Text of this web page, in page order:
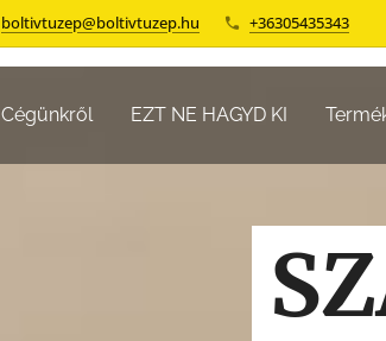
boltivtuzep@boltivtuzep.hu +36305435343
Cégünkről EZT NE HAGYD KI